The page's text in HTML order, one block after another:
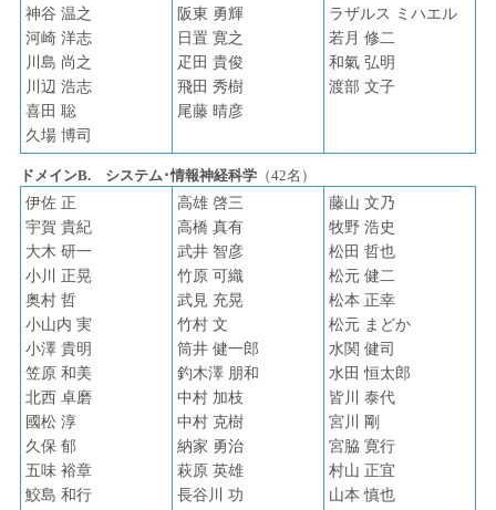
神谷 温之
河崎 洋志
川島 尚之
川辺 浩志
喜田 聡
久場 博司
阪東 勇輝
日置 寛之
疋田 貴俊
飛田 秀樹
尾藤 晴彦
ラザルス ミハエル
若月 修二
和氣 弘明
渡部 文子
ドメインB. システム･情報神経科学（42名）
伊佐 正
宇賀 貴紀
大木 研一
小川 正晃
奥村 哲
小山内 実
小澤 貴明
笠原 和美
北西 卓磨
國松 淳
久保 郁
五味 裕章
鮫島 和行
高雄 啓三
高橋 真有
武井 智彦
竹原 可織
武見 充晃
竹村 文
筒井 健一郎
釣木澤 朋和
中村 加枝
中村 克樹
納家 勇治
萩原 英雄
長谷川 功
藤山 文乃
牧野 浩史
松田 哲也
松元 健二
松本 正幸
松元 まどか
水関 健司
水田 恒太郎
皆川 泰代
宮川 剛
宮脇 寛行
村山 正宜
山本 慎也